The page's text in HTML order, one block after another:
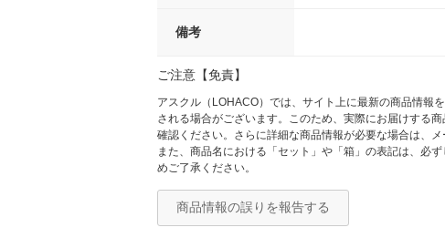
備考
ご注意【免責】
アスクル（LOHACO）では、サイト上に最新の商品情報
される場合がございます。このため、実際にお届けする
確認ください。さらに詳細な商品情報が必要な場合は、メ
また、商品名における「セット」や「箱」の表記は、必
めご了承ください。
商品情報の誤りを報告する